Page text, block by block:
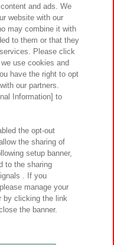
サイトポリシー
ビリティ方針と検証結果
あるご質問・お問い合わせ
Inc.
Lab Inc.
and ads. We
website with our
may combine it with
to them or that they
Please click
use cookies and
have the right to opt
our partners.
Information] to
the opt-out
the sharing of
setup banner,
to the sharing
. If you
manage your
by clicking the link
the banner.